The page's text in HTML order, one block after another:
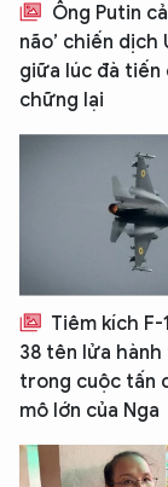
Ông Putin
não’ chiến dịch
giữa lúc đà tiến
chững lại
Tiêm kích F-
38 tên lửa
trong cuộc tấn
mô lớn của Nga